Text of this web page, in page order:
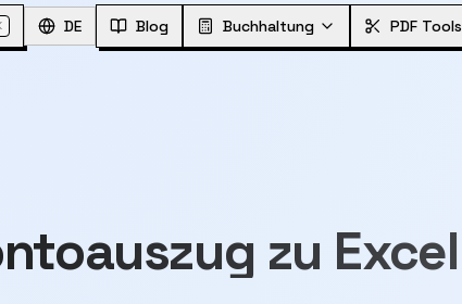
DE Blog Buchhaltung PDF Tools
zu Excel